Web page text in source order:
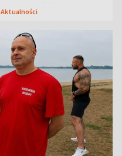
wiadomość
Aktualności